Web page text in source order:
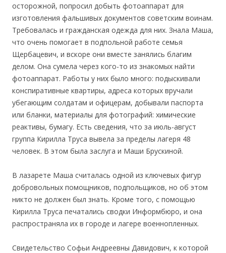
осторожной, попросил добыть фотоаппарат для
изготовления фальшивых документов советским воинам.
Требовалась и гражданская одежда для них. Знала Маша,
что очень помогает в подпольной работе семья
Щербацевич, и вскоре они вместе занялись благим
делом. Она сумела через кого-то из знакомых найти
фотоаппарат. Работы у них было много: подыскивали
конспиративные квартиры, адреса которых вручали
убегающим солдатам и офицерам, добывали паспорта
или бланки, материалы для фотографий: химические
реактивы, бумагу. Есть сведения, что за июль-август
группа Кирилла Труса вывела за пределы лагеря 48
человек. В этом была заслуга и Маши Брускиной.
В лазарете Маша считалась одной из ключевых фигур
добровольных помощников, подпольщиков, но об этом
никто не должен был знать. Кроме того, с помощью
Кирилла Труса печатались сводки Информбюро, и она
распространяла их в городе и лагере военнопленных.
Свидетельство Софьи Андреевны Давидович, к которой